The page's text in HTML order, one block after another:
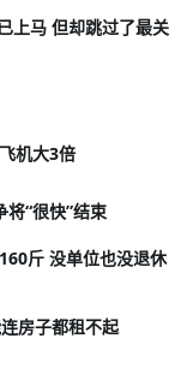
上马 但却跳过了最关
机大3倍
“很快”结束
斤 没单位也没退休
房子都租不起